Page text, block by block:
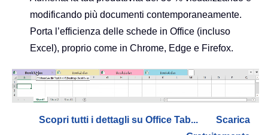
modificando più documenti contemporaneamente.
Porta l’efficienza delle schede in Office (incluso
Excel), proprio come in Chrome, Edge e Firefox.
Scopri tutti i dettagli su Office Tab...
Scarica